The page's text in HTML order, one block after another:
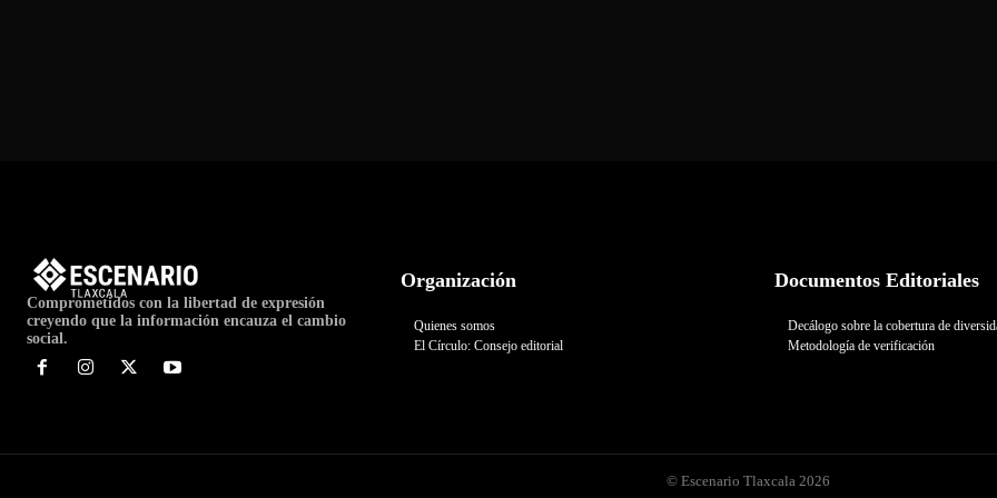
Comprometidos con la libertad de expresión
creyendo que la información encauza el cambio
social.
Organización
Quienes somos
El Círculo: Consejo editorial
Documentos Editoriales
Decálogo sobre la cobertura de
Metodología de verificación
© Escenario Tlaxcala 2026